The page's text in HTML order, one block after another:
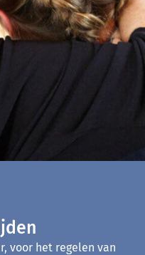
voor het regelen van